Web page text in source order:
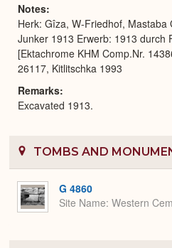
Notes
Herk: Gîza, W-Friedhof, Mastaba
Junker 1913 Erwerb: 1913 durch
[Ektachrome KHM Comp.Nr.
26117, Kitlitschka 1993
Remarks
Excavated 1913.
TOMBS AND
G 4860
Site Name Western